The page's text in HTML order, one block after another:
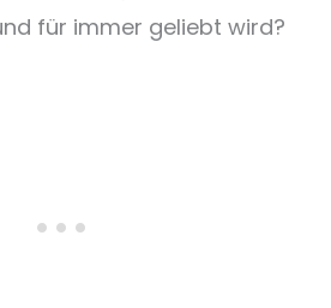
für immer geliebt wird?